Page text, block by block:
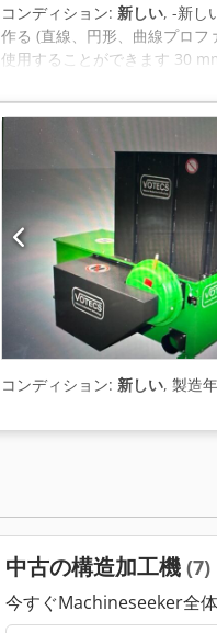
コンディション: 新しい, -新し
作る (直線、円形、曲線プロ
使用することができます 30
2.2kW Dksdpfx Adsvwf
mm 砥石長さ: 275 mm 重量:
ュラー 奥行き300mm、幅
き渡し - フリーロード -
コンディション: 新しい, 製造
中古の構造加工機 (7)
今すぐMachineseeker全